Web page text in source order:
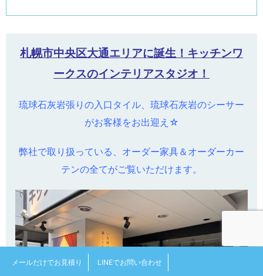
札幌市中央区大通エリアに誕生！キッチンワ
ークスのインテリアスタジオ！
琉球石灰岩張りの入口タイル、琉球石灰岩のシーサー
がお客様をお出迎え☆
弊社で取り扱っている、オーダー家具＆オーダーカー
テンの全てがご覧いただけます。
メールだけでお見積り LINEでお問い合わせ